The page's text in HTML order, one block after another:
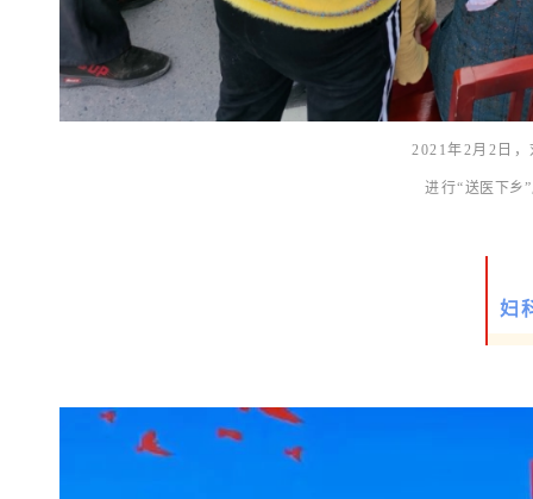
2021年2月2日
进行“送医下乡
妇